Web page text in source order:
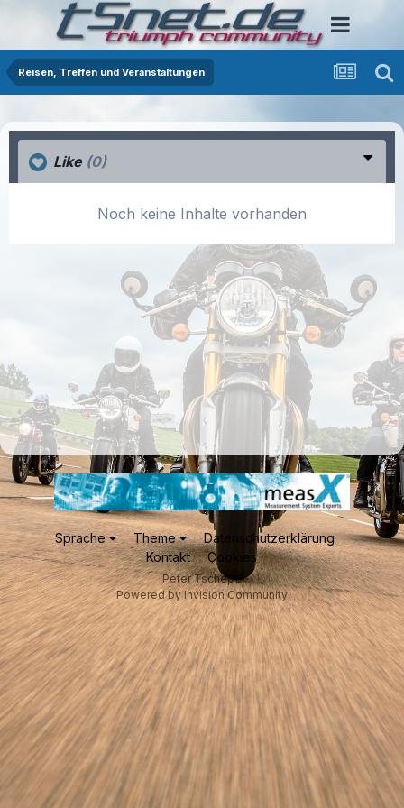
Reisen, Treffen und Veranstaltungen
Like (0)
Noch keine Inhalte vorhanden
Sprache Theme
Datenschutzerklärung
Kontakt
Cookies
Peter Tschepe
Powered by Invision Community